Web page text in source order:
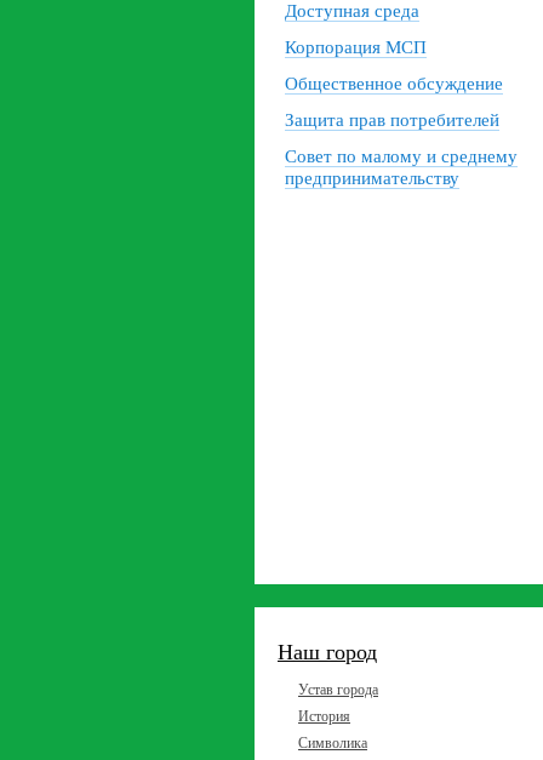
Доступная среда
Корпорация МСП
Общественное обсуждение
Защита прав потребителей
Совет по малому и среднему
предпринимательству
Наш город
Устав города
История
Символика